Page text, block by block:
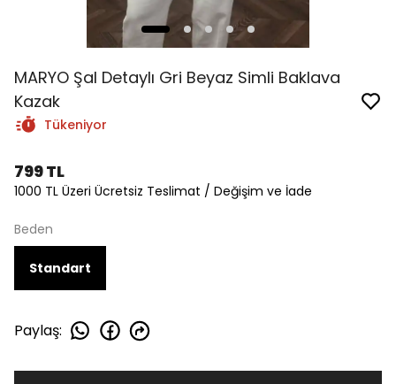
MARYO Şal Detaylı Gri Beyaz Simli Baklava
Kazak
Tükeniyor
799 TL
1000 TL Üzeri Ücretsiz Teslimat / Değişim ve İade
Beden
Standart
Paylaş: